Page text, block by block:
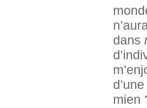
dans
mien